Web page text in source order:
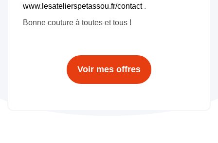
www.lesatelierspetassou.fr/contact.
Bonne couture à toutes et tous !
Voir mes offres